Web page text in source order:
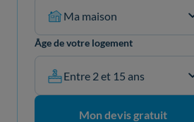
Ma maison
Âge de votre logement
Entre 2 et 15 ans
Mon devis gratuit